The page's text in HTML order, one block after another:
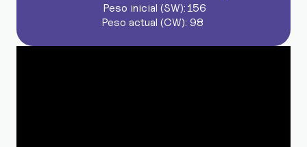
Peso inicial (SW):
Peso actual (CW):
156
98